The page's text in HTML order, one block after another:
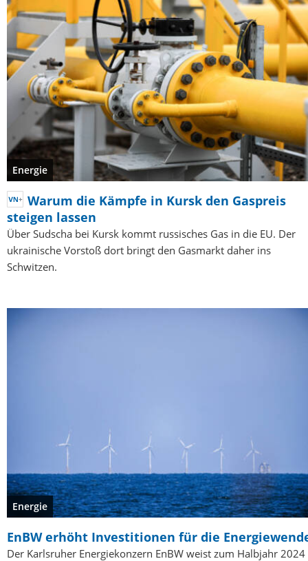
Energie
Warum die Kämpfe in Kursk den Gaspreis
steigen lassen
Über Sudscha bei Kursk kommt russisches Gas in die EU. Der
ukrainische Vorstoß dort bringt den Gasmarkt daher ins
Schwitzen.
Energie
EnBW erhöht Investitionen für die
Der Karlsruher Energiekonzern EnBW weist zum Halbjahr 2024